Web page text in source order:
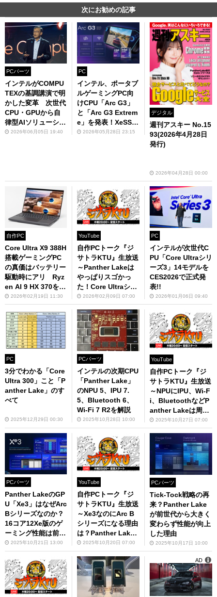
次にお勧めの記事
PCパーツ
インテルがCOMPU
TEXの基調講演で明
かした変革 次世代
CPU・GPUから自
律型AIソリューショ
ンまで一挙公開
2026年06月05日 19:40
PC
インテル、ポータブ
ルゲーミングPC向
けCPU「Arc G3」
と「Arc G3 Extrem
e」を発表！XeSS 3
でマルチフレーム生
2026年05月28日 23:15
デジタル
週刊アスキー No.15
93(2026年4月28日
発行)
2026年04月28日 00:00
自作PC
Core Ultra X9 388H
搭載ゲーミングPC
の真価はバッテリー
駆動時にアリ Ryz
en AI 9 HX 370を圧
倒した驚異の性能を
ご覧あれ
2026年02月19日 11:30
YouTube
自作PCトーク『ジ
サトラKTU』生放送
～Panther Lakeは
やっぱりスゴかっ
た！Core Ultraシリ
ーズ3搭載PCの性能
検証～
2026年02月09日 07:00
PC
インテルが次世代C
PU「Core Ultraシリ
ーズ3」14モデルを
CES2026で正式発
表!!
2026年01月06日 09:40
PC
3分でわかる「Core
Ultra 300」こと「P
anther Lake」のす
べて
2025年12月29日 00:30
PCパーツ
インテルの次期CPU
「Panther Lake」
のNPU 5、IPU 7.
5、Bluetooth 6、
Wi-Fi 7 R2を解説
2025年10月28日 10:00
YouTube
自作PCトーク『ジ
サトラKTU』生放送
～NPUにIPU、Wi-F
i、BluetoothなどP
anther Lakeは周辺
技術もスゴイ！：In
tel Tech Tour 2025
レポートその3～
2025年10月27日 07:00
PCパーツ
Panther LakeのGP
U「Xe3」はなぜArc
Bシリーズなのか？
16コア12Xe版のゲ
ーミング性能は前世
代の倍でマルチフレ
ーム生成も発表
2025年10月21日 13:00
YouTube
自作PCトーク『ジ
サトラKTU』生放送
～Xe3なのにArc B
シリーズになる理由
は？Panther Lake
のGPUを解説：Inte
l Tech Tour 2025レ
ポートその2～
2025年10月20日 07:00
PCパーツ
Tick-Tock戦略の再
来？Panther Lake
が前世代から大きく
変わらず性能が向上
した理由
2025年10月17日 10:00
AD